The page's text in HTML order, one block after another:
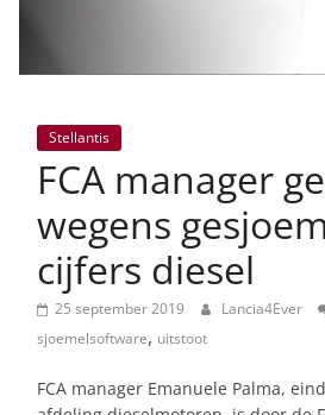
Stellantis
FCA manager
wegens
cijfers diesel
25 september 2019 Lancia4Ever
sjoemelsoftware, uitstoot
FCA manager Emanuele Palma,